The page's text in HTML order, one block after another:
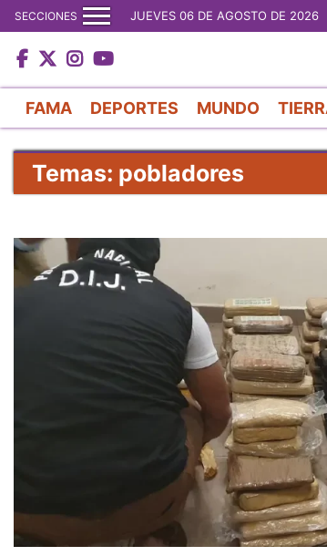
SECCIONES JUEVES 06 DE AGOSTO DE 2026
FAMA DEPORTES MUNDO
Temas: pobladores